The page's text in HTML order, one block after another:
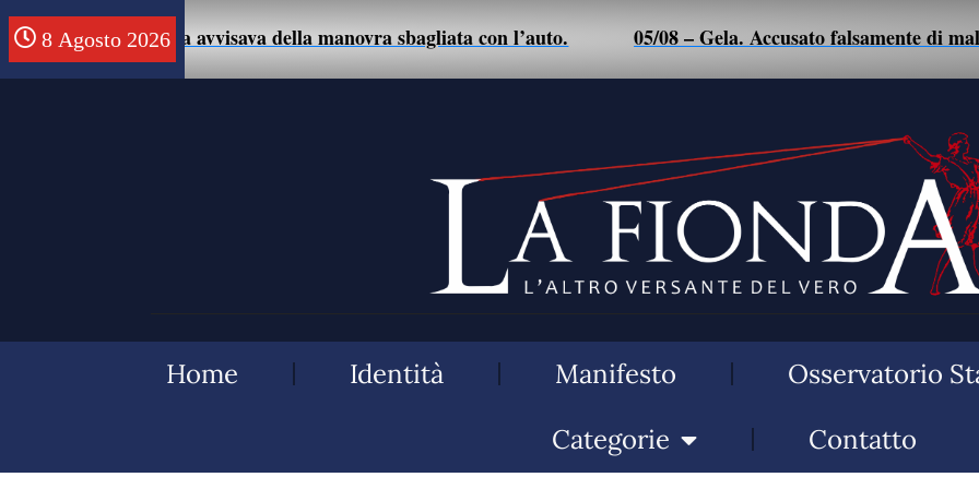
8 Agosto 2026
che la avvisava della manovra sbagliata con l’auto. 05/08 – Gela. Accusato falsamente di maltrattamenti
Home Identità Manifesto Osservatorio
Categorie
Contatto